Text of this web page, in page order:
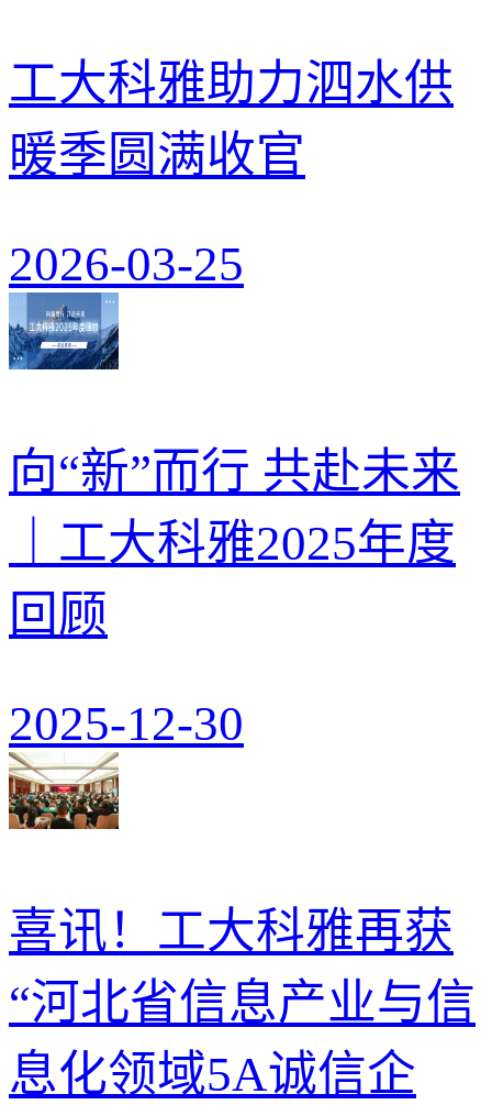
工大科雅助力泗水供
暖季圆满收官
2026-03-25
向“新”而行 共赴未来
｜工大科雅2025年度
回顾
2025-12-30
喜讯！工大科雅再获
“河北省信息产业与信
息化领域5A诚信企